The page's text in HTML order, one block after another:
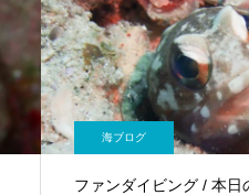
海ブログ
ファンダイビング / 本日